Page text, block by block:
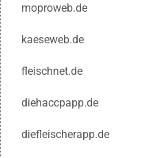
moproweb.de
kaeseweb.de
fleischnet.de
diehaccpapp.de
diefleischerapp.de